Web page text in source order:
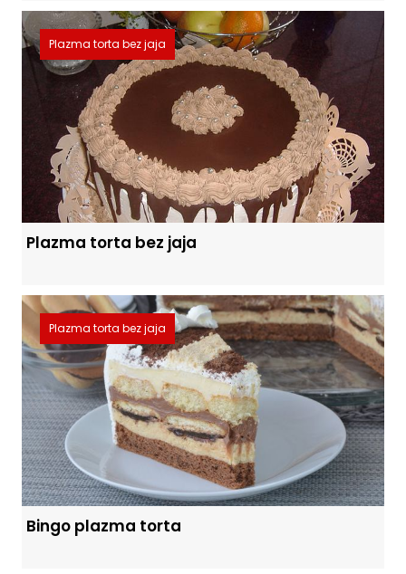
Plazma torta bez jaja
Plazma torta bez jaja
Plazma torta bez jaja
Bingo plazma torta